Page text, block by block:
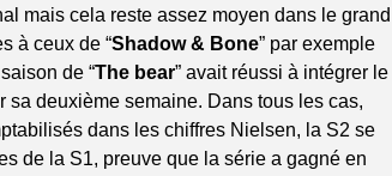
mais cela reste assez moyen dans le grand
à ceux de “Shadow & Bone” par exemple
de “The bear” avait réussi à intégrer le
sa deuxième semaine. Dans tous les cas,
dans les chiffres Nielsen, la S2 se
de la S1, preuve que la série a gagné en